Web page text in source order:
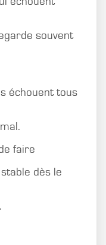
souvent
échouent tous
faire
dès le